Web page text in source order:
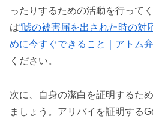
ったりするための活動を行って
は“嘘の被害届を出された時の対
めに今すぐできること｜アトム
ください。
次に、自身の潔白を証明するた
ましょう。アリバイを証明する